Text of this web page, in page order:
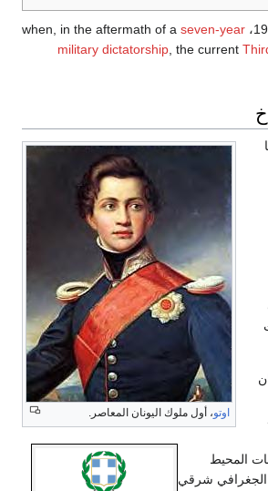
seven-year
military dictatorship , the current
اوتو، أول ملوك اليونان المعاصر.
المحيط
الجغرافي شرقي